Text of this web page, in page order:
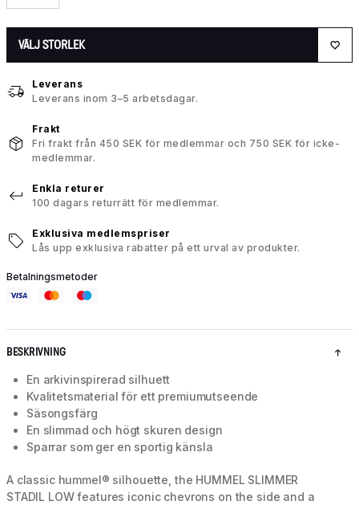
VÄLJ STORLEK
Leverans
Leverans inom 3–5 arbetsdagar.
Frakt
Fri frakt från 450 SEK för medlemmar och 750 SEK för icke-
medlemmar.
Enkla returer
100 dagars returrätt för medlemmar.
Exklusiva medlemspriser
Lås upp exklusiva rabatter på ett urval av produkter.
Betalningsmetoder
BESKRIVNING
En arkivinspirerad silhuett
Kvalitetsmaterial för ett premiumutseende
Säsongsfärg
En slimmad och högt skuren design
Sparrar som ger en sportig känsla
A classic hummel® silhouette, the HUMMEL SLIMMER
STADIL LOW features iconic chevrons on the side and a